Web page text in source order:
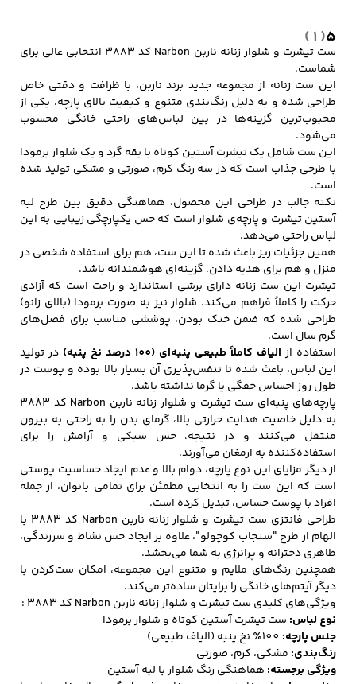
مردانه
5
( 1 )
ست تیشرت و شلوار زنانه ناربن Narbon کد 3883 انتخابی عالی برای
شماست.
این ست زنانه از مجموعه جدید برند ناربن، با ظرافت و دقتی خاص
طراحی شده و به دلیل رنگ‌بندی متنوع و کیفیت بالای پارچه، یکی از
محبوب‌ترین گزینه‌ها در بین لباس‌های راحتی خانگی محسوب
می‌شود.
این ست شامل یک تیشرت آستین کوتاه با یقه گرد و یک شلوار برمودا
با طرحی جذاب است که در سه رنگ کرم، صورتی و مشکی تولید شده
است.
نکته جالب در طراحی این محصول، هماهنگی دقیق بین طرح لبه
آستین تیشرت و پارچه‌ی شلوار است که حس یکپارچگی زیبایی به این
لباس راحتی می‌دهد.
همین جزئیات ریز باعث شده تا این ست، هم برای استفاده شخصی در
منزل و هم برای هدیه دادن، گزینه‌ای هوشمندانه باشد.
تیشرت این ست زنانه دارای برشی استاندارد و راحت است که آزادی
حرکت را کاملاً فراهم می‌کند. شلوار نیز به صورت برمودا (بالای زانو)
طراحی شده که ضمن خنک بودن، پوششی مناسب برای فصل‌های
گرم سال است.
استفاده از الیاف کاملاً طبیعی پنبه‌ای (100 درصد نخ پنبه)
در تولید
این لباس، باعث شده تا تنفس‌پذیری آن بسیار بالا بوده و پوست در
طول روز احساس خفگی یا گرما نداشته باشد.
پارچه‌های پنبه‌ای ست تیشرت و شلوار زنانه ناربن Narbon
کد 3883
به دلیل خاصیت هدایت حرارتی بالا، گرمای بدن را به راحتی به بیرون
منتقل می‌کنند و در نتیجه، حس سبکی و آرامش را برای
استفاده‌کننده به ارمغان می‌آورند.
از دیگر مزایای این نوع پارچه، دوام بالا و عدم ایجاد حساسیت پوستی
است که این ست را به انتخابی مطمئن برای تمامی بانوان، از جمله
افراد با پوست حساس، تبدیل کرده است.
طراحی فانتزی ست تیشرت و شلوار زنانه ناربن Narbon کد 3883 با
الهام از طرح "سنجاب کوچولو"، علاوه بر ایجاد حس نشاط و سرزندگی،
ظاهری دخترانه و پرانرژی به شما می‌بخشد.
همچنین رنگ‌های ملایم و متنوع این مجموعه، امکان ست‌کردن با
دیگر آیتم‌های خانگی را برایتان ساده‌تر می‌کند.
ویژگی‌های کلیدی ست تیشرت و شلوار زنانه ناربن Narbon کد 3883 :
نوع لباس: ست تیشرت آستین کوتاه و شلوار برمودا
جنس پارچه:
رنگ‌بندی: مشکی، کرم، صورتی
ویژگی برجسته: هماهنگی رنگ شلوار با لبه آستین